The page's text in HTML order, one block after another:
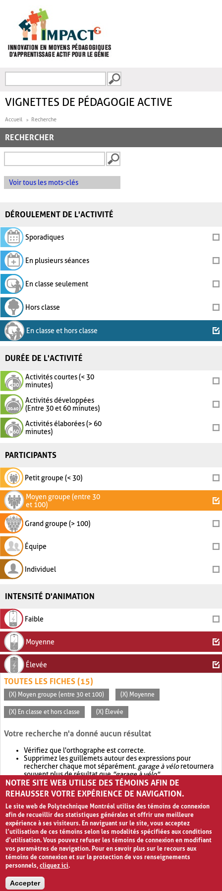
FORMULAIRE DE
VIGNETTES DE PÉDAGOGIE ACTIVE
Accueil Recherche
RECHERCHER
Voir tous les mots-clés
DÉROULEMENT DE L'ACTIVITÉ
Sporadiques
En plusieurs séances
En classe seulement
Hors classe
En classe et hors classe
DURÉE DE L'ACTIVITÉ
Activités courtes (< 30
minutes)
Activités développées
(Entre 30 et 60 minutes)
Activités élaborées (> 60
minutes)
PARTICIPANTS
Petit groupe (< 30)
Moyen groupe (entre 30
et 100)
Grand groupe (> 100)
Équipe
Individuel
INTENSITÉ D'ANIMATION
Faible
Moyenne
Élevée
TOUTES LES FICHES (15)
(X) Moyen groupe (entre 30 et 100) (X) Moyenne
(X) En classe et hors classe (X) Élevée
Votre recherche n'a donné aucun résultat
Vérifiez que l'orthographe est correcte.
Supprimez les guillemets autour des expressions pour
rechercher chaque mot séparément. garage à véloretournera
souvent plus de résultat que"garage à vélo".
Envisagez d'élargir votre recherche avec OR.garage OR vélo
retournera souvent plus de résultat quegarage à vélo
NOTRE SITE WEB UTILISE DES TÉMOINS AFIN DE
REHAUSSER VOTRE EXPÉRIENCE DE NAVIGATION.
Le site web de Polytechnique Montréal utilise des témoins de connexion
afin de recueillir des statistiques générales et offrir une meilleure
expérience à ses visiteurs. En naviguant sur le site, vous acceptez
l’utilisation de ces témoins selon les modalités spécifiées aux conditions
d’utilisation. Vous pouvez refuser les témoins de connexion en modifiant
vos paramètres de navigation. Pour en savoir plus sur le recours aux
témoins de connexion et sur la protection de vos renseignements
personnels,cliquez ici.
Accepter